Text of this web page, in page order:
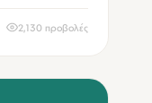
2,130 προβολές